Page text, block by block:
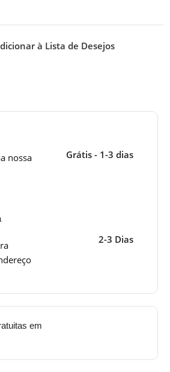
à Lista de Desejos
nossa
Grátis - 1-3 dias
2-3 Dias
em